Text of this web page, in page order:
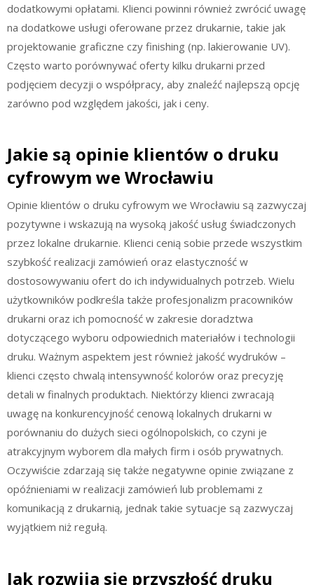
dodatkowymi opłatami. Klienci powinni również zwrócić uwagę
na dodatkowe usługi oferowane przez drukarnie, takie jak
projektowanie graficzne czy finishing (np. lakierowanie UV).
Często warto porównywać oferty kilku drukarni przed
podjęciem decyzji o współpracy, aby znaleźć najlepszą opcję
zarówno pod względem jakości, jak i ceny.
Jakie są opinie klientów o druku
cyfrowym we Wrocławiu
Opinie klientów o druku cyfrowym we Wrocławiu są zazwyczaj
pozytywne i wskazują na wysoką jakość usług świadczonych
przez lokalne drukarnie. Klienci cenią sobie przede wszystkim
szybkość realizacji zamówień oraz elastyczność w
dostosowywaniu ofert do ich indywidualnych potrzeb. Wielu
użytkowników podkreśla także profesjonalizm pracowników
drukarni oraz ich pomocność w zakresie doradztwa
dotyczącego wyboru odpowiednich materiałów i technologii
druku. Ważnym aspektem jest również jakość wydruków –
klienci często chwalą intensywność kolorów oraz precyzję
detali w finalnych produktach. Niektórzy klienci zwracają
uwagę na konkurencyjność cenową lokalnych drukarni w
porównaniu do dużych sieci ogólnopolskich, co czyni je
atrakcyjnym wyborem dla małych firm i osób prywatnych.
Oczywiście zdarzają się także negatywne opinie związane z
opóźnieniami w realizacji zamówień lub problemami z
komunikacją z drukarnią, jednak takie sytuacje są zazwyczaj
wyjątkiem niż regułą.
Jak rozwija się przyszłość druku